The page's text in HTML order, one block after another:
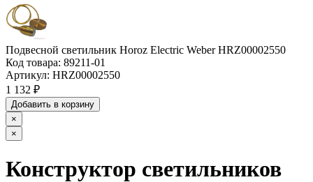
Подвесной светильник Horoz Electric Weber HRZ00002550
Код товара: 89211-01
Артикул: HRZ00002550
1 132 ₽
Добавить в корзину
×
×
Конструктор светильников